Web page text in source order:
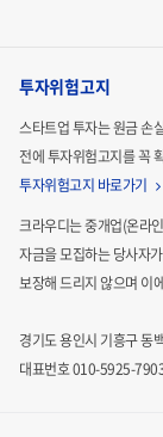
투자위험고지
스타트업 투자는 원금 손
전에 투자위험고지를 꼭
투자위험고지 바로가기
크라우디는 중개업(온라
자금을 모집하는당사자
보장해 드리지 않으며 이
경기도 용인시 기흥구 동
대표번호 010-5925-